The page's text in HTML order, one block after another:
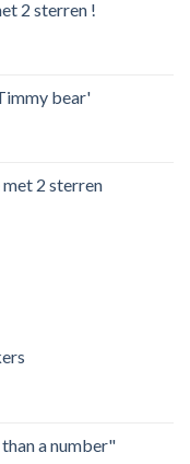
2 sterren !
bear'
2 sterren
a number"